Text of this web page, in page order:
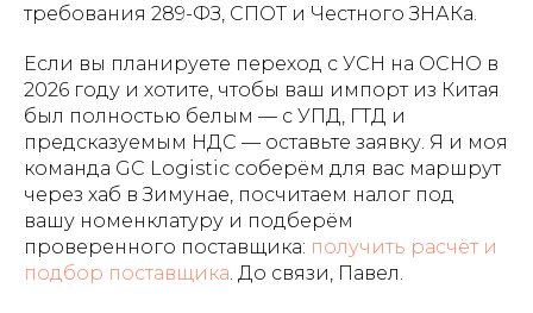
требования 289-ФЗ, СПОТ и Честного ЗНАКа.
Если вы планируете переход с УСН на ОСНО в
2026 году и хотите, чтобы ваш импорт из Китая
был полностью белым — с УПД, ГТД и
предсказуемым НДС — оставьте заявку. Я и моя
команда GC Logistic соберём для вас маршрут
через хаб в Зимунае, посчитаем налог под
вашу номенклатуру и подберём
проверенного поставщика: получить расчёт и
подбор поставщика . До связи, Павел.